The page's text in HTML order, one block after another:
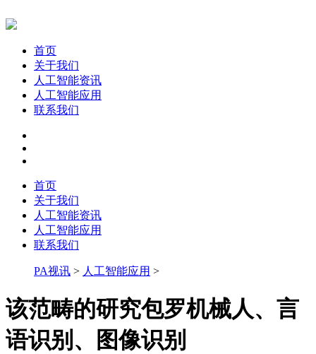
首页
关于我们
人工智能资讯
人工智能应用
联系我们
首页
关于我们
人工智能资讯
人工智能应用
联系我们
PA视讯 > 人工智能应用 >
该范畴的研究包罗机械人、言
语识别、图像识别